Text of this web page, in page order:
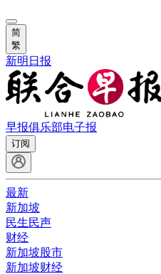
简
繁
新明日报
早报俱乐部电子报
订阅
最新
新加坡
民生民声
财经
新加坡股市
新加坡财经